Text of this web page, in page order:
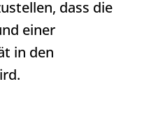
dass die
einer
in den